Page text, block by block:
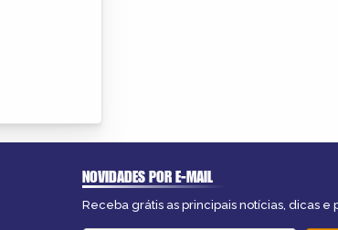
NOVIDADES POR E-MAIL
Receba grátis as principais notícias, dicas e